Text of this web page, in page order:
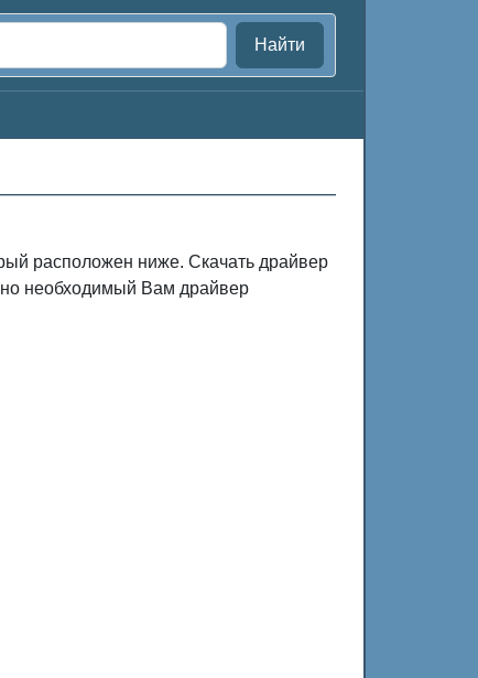
Найти
расположен ниже. Скачать драйвер
необходимый Вам драйвер